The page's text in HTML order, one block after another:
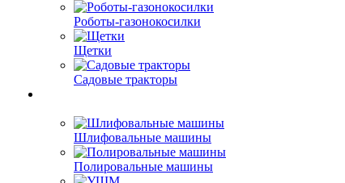
Роботы-газонокосилки
Щетки
Садовые тракторы
Шлифовальные машины
Полировальные машины